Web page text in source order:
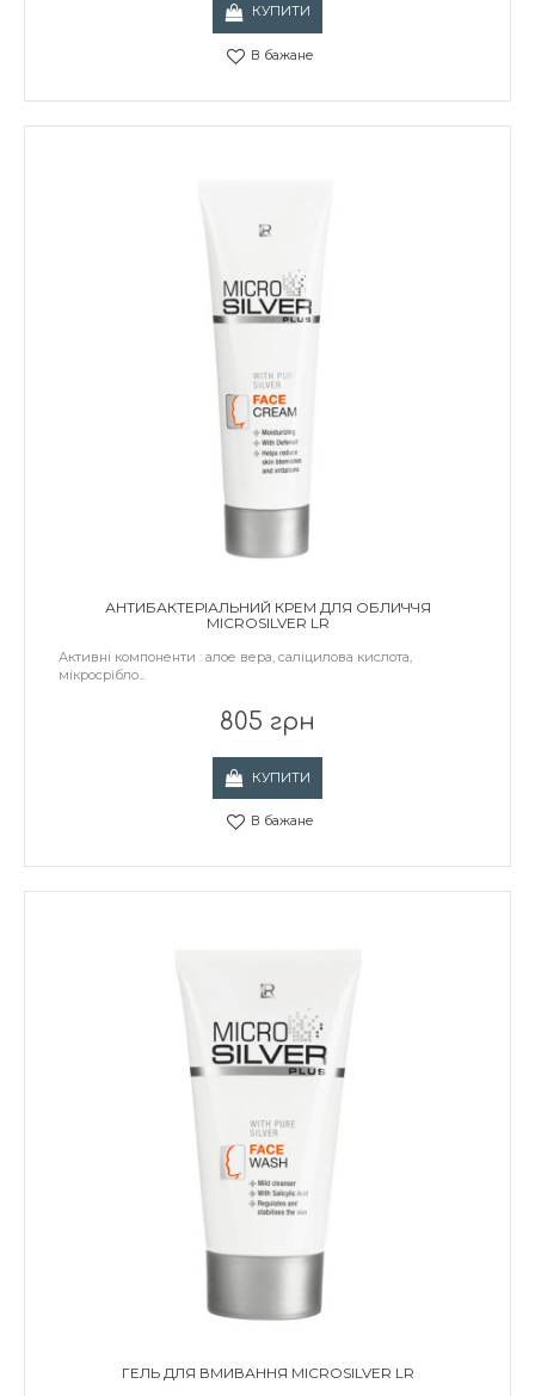
КУПИТИ
В бажане
АНТИБАКТЕРІАЛЬНИЙ КРЕМ ДЛЯ ОБЛИЧЧЯ
MICROSILVER LR
Активні компоненти : алое вера, саліцилова кислота,
мікросрібло...
805 грн
КУПИТИ
В бажане
ГЕЛЬ ДЛЯ ВМИВАННЯ MICROSILVER LR